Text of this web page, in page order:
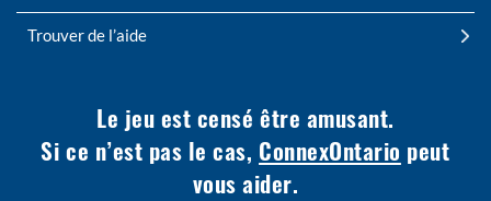
Trouver de l’aide
Le jeu est censé être amusant.
Si ce n’est pas le cas, ConnexOntario peut
vous aider.